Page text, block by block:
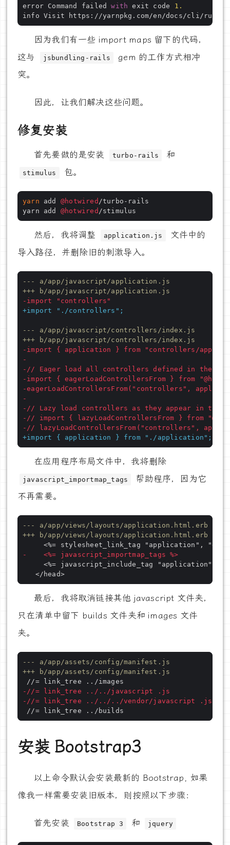
error Command failed with exit code 1.
info Visit https://yarnpkg.com/en/docs/cli/run
因为我们有一些 import maps 留下的代码，
这与
jsbundling-rails
gem 的工作方式相冲
突。
因此，让我们解决这些问题。
修复安装
首先要做的是安装 turbo-rails 和
stimulus 包。
yarn add @hotwired /turbo-rails
yarn add @hotwired
然后，我将调整 application.js
文件中的
导入路径，并删除旧的刺激导入。
--- a/app/javascript/application.js
+++ b/app/javascript/application.js
-import "controllers"
+import "./controllers";
--- a/app/javascript/controllers/index.js
+++ b/app/javascript/controllers/index.js
-import { application } from "controllers/
-
-// Eager load all controllers defined in the
-import { eagerLoadControllersFrom } from
-eagerLoadControllersFrom("controllers",
-
-// Lazy load controllers as they appear in the
-// import { lazyLoadControllersFrom } from
-// lazyLoadControllersFrom("controllers",
+import { application } from "./application";
在应用程序布局文件中，我将删除
javascript_importmap_tags
帮助程序，因为它
不再需要。
--- a/app/views/layouts/application.html.erb
+++ b/app/views/layouts/application.html.erb
-    <%= javascript_importmap_tags %>
最后，我将取消链接其他 javascript 文件夹，
只在清单中留下 builds 文件夹和 images 文件
夹。
--- a/app/assets/config/manifest.js
+++ b/app/assets/config/manifest.js
-//= link_tree ../../javascript .js
-//= link_tree ../../../vendor/javascript .js
安装 Bootstrap3
以上命令默认会安装最新的 Bootstrap, 如果
像我一样需要安装旧版本，则按照以下步骤：
首先安装 Bootstrap 3 和 jquery